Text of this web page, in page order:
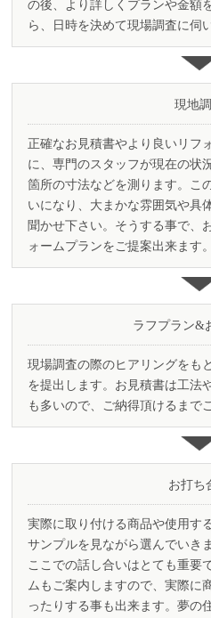
の後、より詳しくプランや金額
ら、 日時を決めて現場調査に伺
現地
正確なお見積書やより良いリフ
に、専門のスタッフが現在の状
箇所の寸法などを測ります。こ
いになり、大まかな雰囲気や具
聞かせ下さい。そうする事で、
ォームプランをご提案出来ます。
ラフプラン&
現場調査の際のヒアリングをも
を提出します。 お見積書は工法
も多いので、 ご納得頂けるまで
お打ち
実際に取り付ける商品や使用す
サンプルを見ながら選んでいき
ここでの話し合いはとても重要
ムもご案内しますので、実際に
ったりする事も出来ます。夢の